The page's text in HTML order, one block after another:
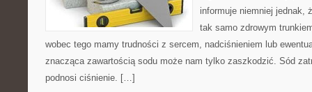
informuje niemniej jednak,
tak samo zdrowym
wobec tego mamy trudności z sercem, nadciśnieniem lub
znacząca zawartością sodu może nam tylko zaszkodzić. Sód
podnosi ciśnienie. […]